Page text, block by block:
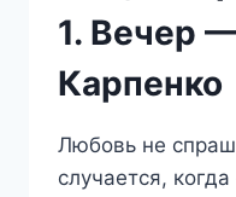
1. Вечер
Карпенко
Любовь не
случается,